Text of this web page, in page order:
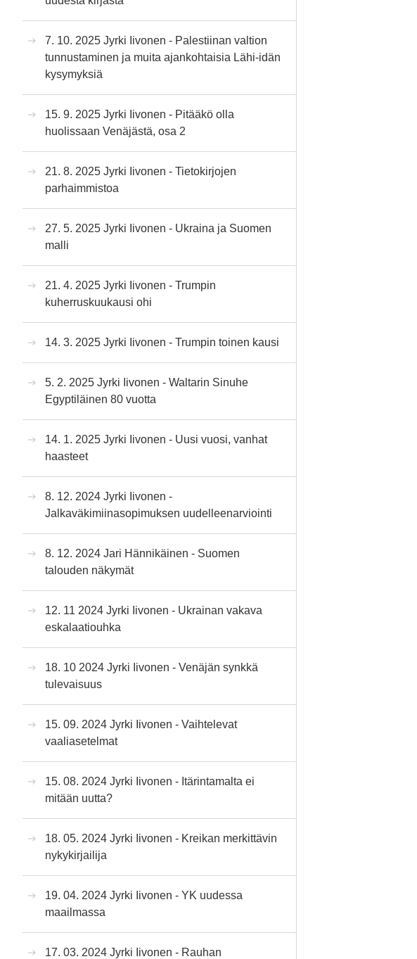
7. 10. 2025 Jyrki Iivonen - Palestiinan valtion
tunnustaminen ja muita ajankohtaisia Lähi-idän
kysymyksiä
15. 9. 2025 Jyrki Iivonen - Pitääkö olla
huolissaan Venäjästä, osa 2
21. 8. 2025 Jyrki Iivonen - Tietokirjojen
parhaimmistoa
27. 5. 2025 Jyrki Iivonen - Ukraina ja Suomen
malli
21. 4. 2025 Jyrki Iivonen - Trumpin
kuherruskuukausi ohi
14. 3. 2025 Jyrki Iivonen - Trumpin toinen kausi
5. 2. 2025 Jyrki Iivonen - Waltarin Sinuhe
Egyptiläinen 80 vuotta
14. 1. 2025 Jyrki Iivonen - Uusi vuosi, vanhat
haasteet
8. 12. 2024 Jyrki Iivonen -
Jalkaväkimiinasopimuksen uudelleenarviointi
8. 12. 2024 Jari Hännikäinen - Suomen
talouden näkymät
12. 11 2024 Jyrki Iivonen - Ukrainan vakava
eskalaatiouhka
18. 10 2024 Jyrki Iivonen - Venäjän synkkä
tulevaisuus
15. 09. 2024 Jyrki Iivonen - Vaihtelevat
vaaliasetelmat
15. 08. 2024 Jyrki Iivonen - Itärintamalta ei
mitään uutta?
18. 05. 2024 Jyrki Iivonen - Kreikan merkittävin
nykykirjailija
19. 04. 2024 Jyrki Iivonen - YK uudessa
maailmassa
17. 03. 2024 Jyrki Iivonen - Rauhan